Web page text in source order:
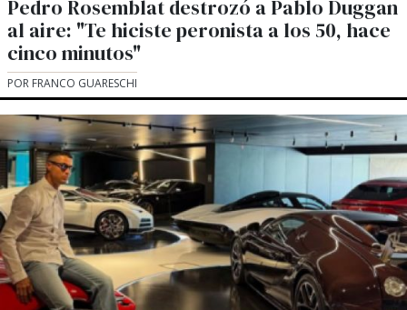
Pedro Rosemblat destrozó a Pablo Duggan
al aire: "Te hiciste peronista a los 50, hace
cinco minutos"
POR FRANCO GUARESCHI